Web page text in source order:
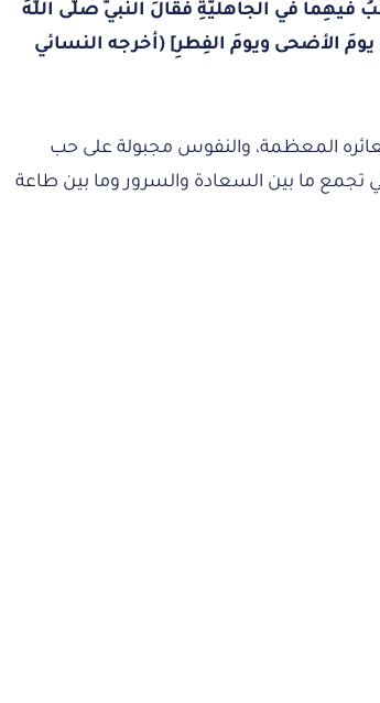
فيهِما في الجاهليَّةِ فقالَ النبيُّ صلَّى اللَّهُ
الأضحى ويومَ الفِطرِ] (أخرجه النسائي
المعظمة، والنفوس مجبولة على حب
تجمع ما بين السعادة والسرور وما بين طاعة